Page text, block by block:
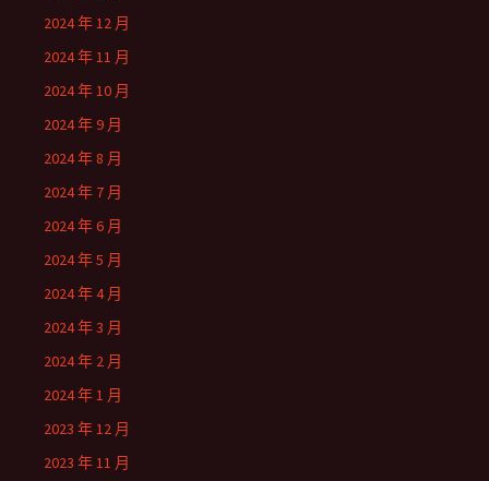
2024 年 12 月
2024 年 11 月
2024 年 10 月
2024 年 9 月
2024 年 8 月
2024 年 7 月
2024 年 6 月
2024 年 5 月
2024 年 4 月
2024 年 3 月
2024 年 2 月
2024 年 1 月
2023 年 12 月
2023 年 11 月